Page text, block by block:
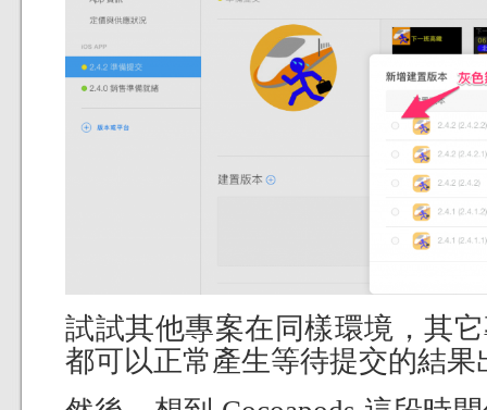
試試其他專案在同樣環境，其
都可以正常產生等待提交的結